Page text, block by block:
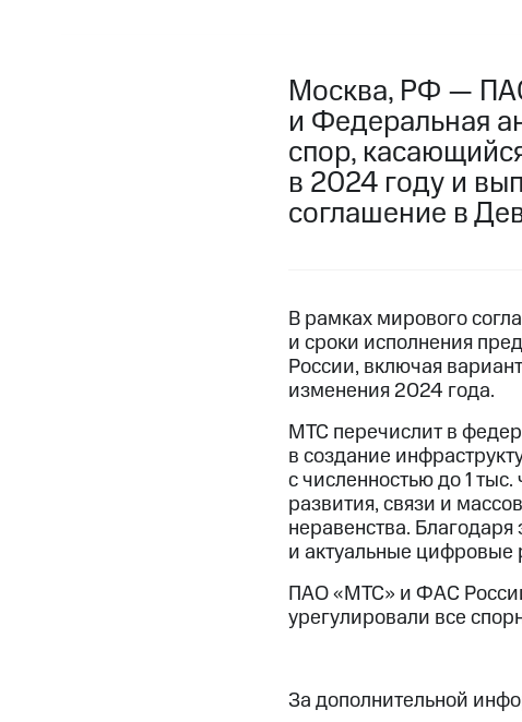
Москва, РФ —
и Федеральная
спор,
в 2024 году и
соглашение в
В рамках мирового
и сроки исполнения
России, включая
изменения 2024 года.
МТС перечислит в
в создание
с численностью до 1
развития, связи и
неравенства.
и актуальные цифровые
ПАО «МТС» и ФАС России
урегулировали все
За дополнительной